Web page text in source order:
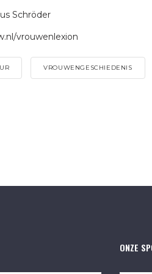
Schröder
vrouwenlexion
VROUWENGESCHIEDENIS
ONZE